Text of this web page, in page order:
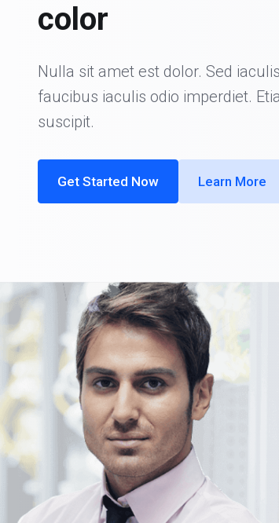
color
Nulla sit amet est dolor. Sed
faucibus iaculis odio imperdiet.
suscipit.
Get Started Now Learn More